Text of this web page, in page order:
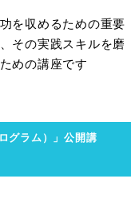
を収めるための重要
その実践スキルを磨
めの講座です
グラム）」公開講